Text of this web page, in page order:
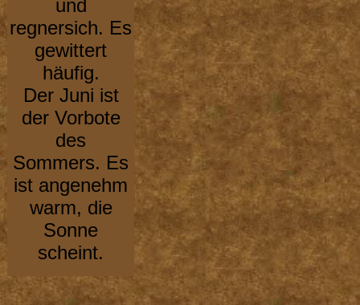
und
regnersich. Es
gewittert
häufig.
Der Juni ist
der Vorbote
des
Sommers. Es
ist angenehm
warm, die
Sonne
scheint.